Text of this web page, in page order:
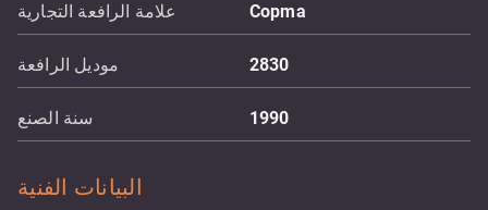
علامة الرافعة التجارية Copma
موديل الرافعة 2830
سنة الصنع 1990
البيانات الفنية